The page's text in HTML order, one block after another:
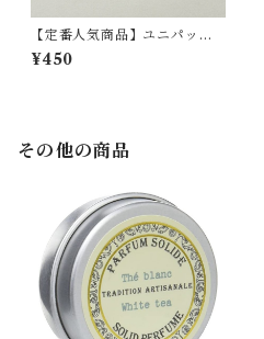
【定番人気商品】ユニパック
セット(薔薇柄）
¥450
その他の商品